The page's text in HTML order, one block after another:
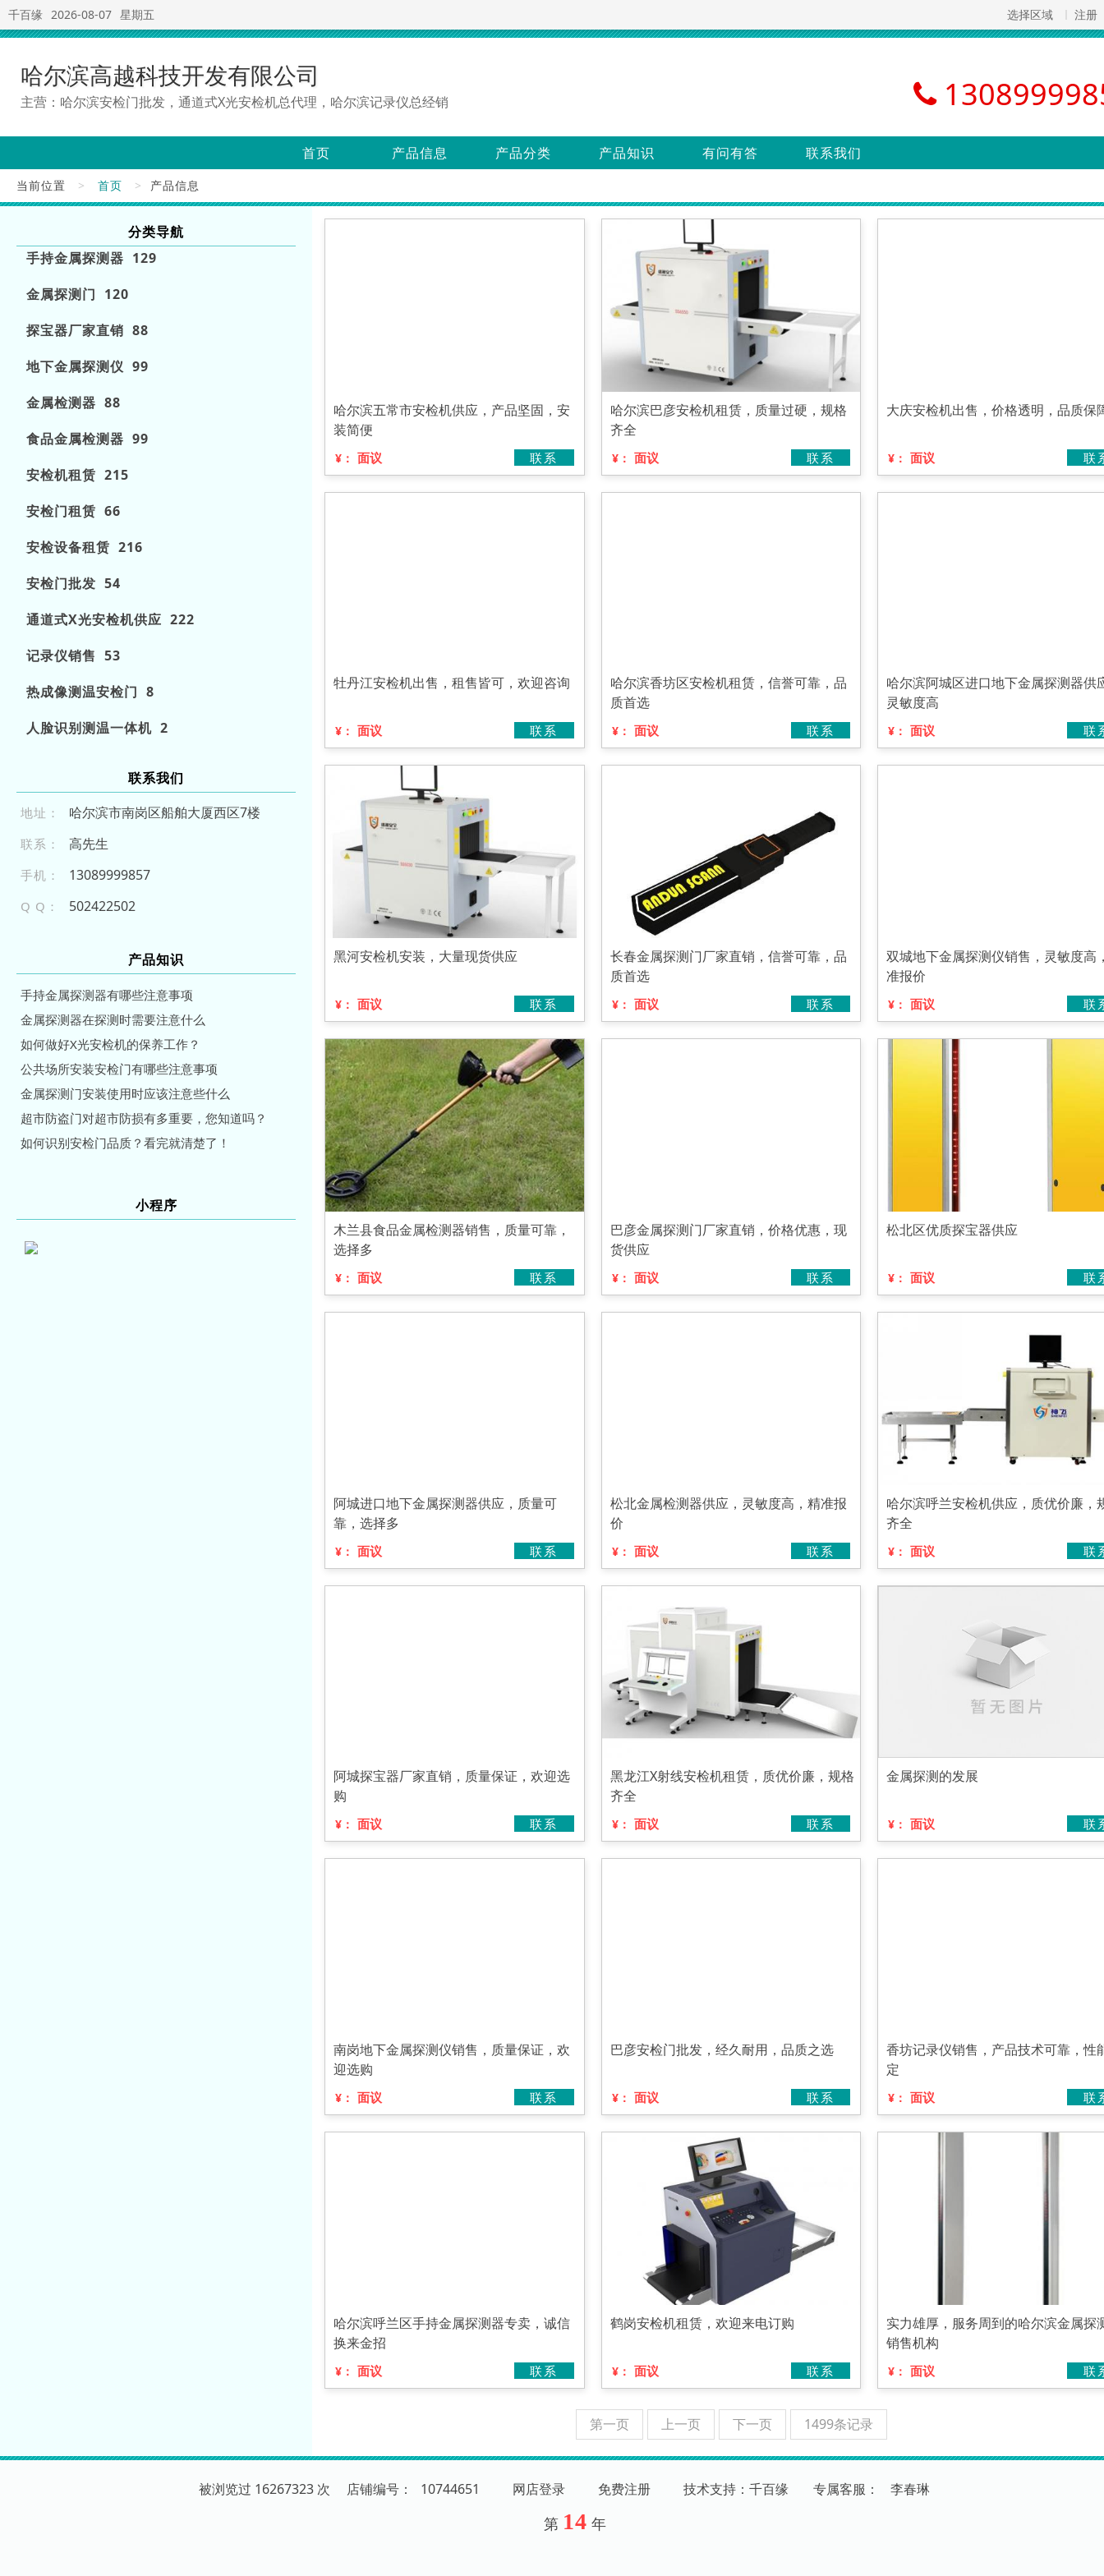
千百缘 2026-08-07 星期五 选择区域 注册
哈尔滨高越科技开发有限公司
主营：哈尔滨安检门批发，通道式X光安检机总代理，哈尔滨记录仪总经销
首页 产品信息 产品分类 产品知识 有问有答 联系我们
当前位置 > 首页 > 产品信息
分类导航
手持金属探测器 129
金属探测门 120
探宝器厂家直销 88
地下金属探测仪 99
金属检测器 88
食品金属检测器 99
安检机租赁 215
安检门租赁 66
安检设备租赁 216
安检门批发 54
通道式X光安检机供应 222
记录仪销售 53
热成像测温安检门 8
人脸识别测温一体机 2
联系我们
地址： 哈尔滨市南岗区船舶大厦西区7楼
联系： 高先生
手机： 130 8 999 985 7
Q Q： 502422502
产品知识
手持金属探测器有哪些注意事项
金属探测器在探测时需要注意什么
如何做好X光安检机的保养工作？
公共场所安装安检门有哪些注意事项
金属探测门安装使用时应该注意些什么
超市防盗门对超市防损有多重要，您知道吗？
如何识别安检门品质？看完就清楚了！
小程序
哈尔滨五常市安检机供应，产品坚固，安
装简便
¥： 面议 联系
哈尔滨巴彦安检机租赁，质量过硬，规格
齐全
¥： 面议 联系
大庆安检机出售，价格透明，品质保
¥： 面议 联
牡丹江安检机出售，租售皆可，欢迎咨询
¥： 面议 联系
哈尔滨香坊区安检机租赁，信誉可靠，品
质首选
¥： 面议 联系
哈尔滨阿城区进口地下金属探测器供
灵敏度高
¥： 面议 联
黑河安检机安装，大量现货供应
¥： 面议 联系
长春金属探测门厂家直销，信誉可靠，品
质首选
¥： 面议 联系
双城地下金属探测仪销售，灵敏度高
准报价
¥： 面议 联
木兰县食品金属检测器销售，质量可靠，
选择多
¥： 面议 联系
巴彦金属探测门厂家直销，价格优惠，现
货供应
¥： 面议 联系
松北区优质探宝器供应
¥： 面议 联
阿城进口地下金属探测器供应，质量可
靠，选择多
¥： 面议 联系
松北金属检测器供应，灵敏度高，精准报
价
¥： 面议 联系
哈尔滨呼兰安检机供应，质优价廉，
齐全
¥： 面议 联
阿城探宝器厂家直销，质量保证，欢迎选
购
¥： 面议 联系
黑龙江X射线安检机租赁，质优价廉，规格
齐全
¥： 面议 联系
金属探测的发展
¥： 面议 联
南岗地下金属探测仪销售，质量保证，欢
迎选购
¥： 面议 联系
巴彦安检门批发，经久耐用，品质之选
¥： 面议 联系
香坊记录仪销售，产品技术可靠，性
定
¥： 面议 联
哈尔滨呼兰区手持金属探测器专卖，诚信
换来金招
¥： 面议 联系
鹤岗安检机租赁，欢迎来电订购
¥： 面议 联系
实力雄厚，服务周到的哈尔滨金属探
销售机构
¥： 面议 联
第一页 上一页 下一页 1499条记录
被浏览过 16267323 次 店铺编号： 10744651 网店登录 免费注册 技术支持：千百缘 专属客服 ： 李春琳
第 14 年